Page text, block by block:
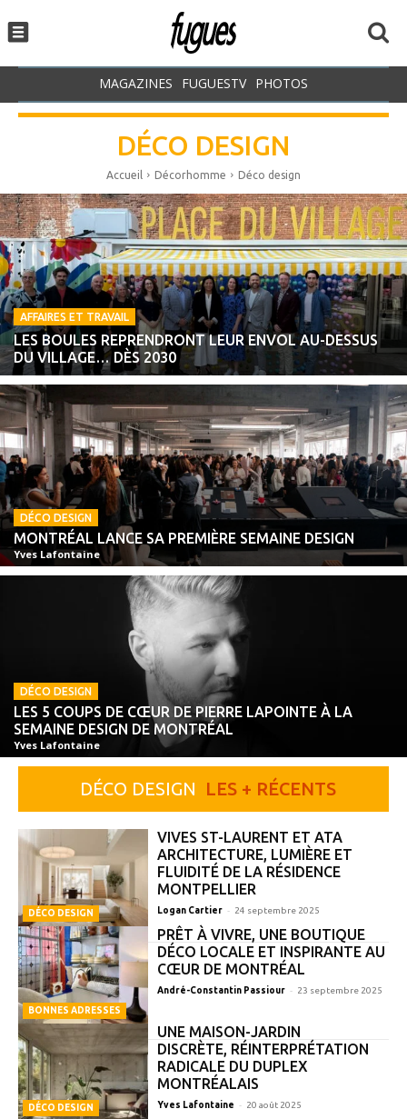
MAGAZINES FUGUESTV PHOTOS
DÉCO DESIGN
Accueil Décorhomme Déco design
AFFAIRES ET TRAVAIL
LES BOULES REPRENDRONT LEUR ENVOL AU-DESSUS
DU VILLAGE… DÈS 2030
DÉCO DESIGN
MONTRÉAL LANCE SA PREMIÈRE SEMAINE DESIGN
Yves Lafontaine
DÉCO DESIGN
LES 5 COUPS DE CŒUR DE PIERRE LAPOINTE À LA
SEMAINE DESIGN DE MONTRÉAL
Yves Lafontaine
DÉCO DESIGN LES + RÉCENTS
DÉCO DESIGN
VIVES ST-LAURENT ET ATA
ARCHITECTURE, LUMIÈRE ET
FLUIDITÉ DE LA RÉSIDENCE
MONTPELLIER
Logan Cartier - 24 septembre 2025
BONNES ADRESSES
PRÊT À VIVRE, UNE BOUTIQUE
DÉCO LOCALE ET INSPIRANTE AU
CŒUR DE MONTRÉAL
André-Constantin Passiour - 23 septembre 2025
DÉCO DESIGN
UNE MAISON-JARDIN
DISCRÈTE, RÉINTERPRÉTATION
RADICALE DU DUPLEX
MONTRÉALAIS
Yves Lafontaine - 20 août 2025